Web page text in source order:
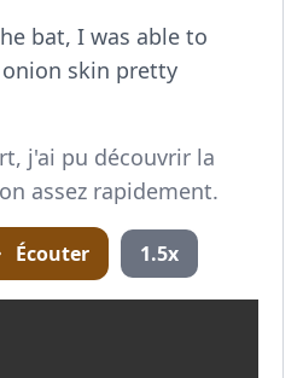
bat, I was able to
skin pretty
j'ai pu découvrir la
assez rapidement.
Écouter 1.5x